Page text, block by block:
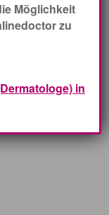
und
Möglichkeit
zu
in